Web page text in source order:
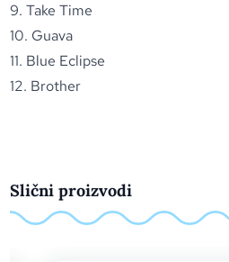
9. Take Time
10. Guava
11. Blue Eclipse
12. Brother
Slični proizvodi